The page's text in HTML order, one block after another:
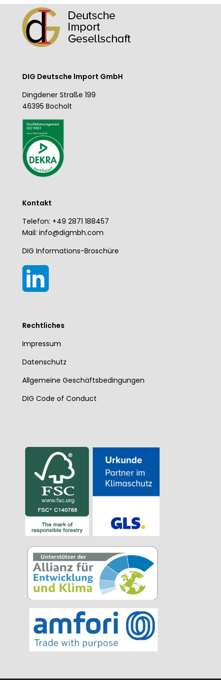
DIG Deutsche lmport GmbH
Dingdener Straße 199
46395 Bocholt
Kontakt
Telefon: +49 2871 188457
Mail: info@digmbh.com
DIG Informations-Broschüre
Rechtliches
Impressum
Datenschutz
Allgemeine Geschäftsbedingungen
DIG Code of Conduct